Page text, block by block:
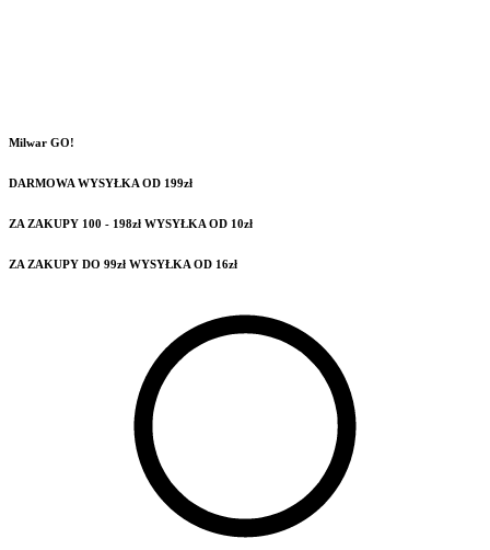
Milwar GO!
DARMOWA WYSYŁKA OD 199zł
ZA ZAKUPY 100 - 198zł WYSYŁKA OD 10zł
ZA ZAKUPY DO 99zł WYSYŁKA OD 16zł